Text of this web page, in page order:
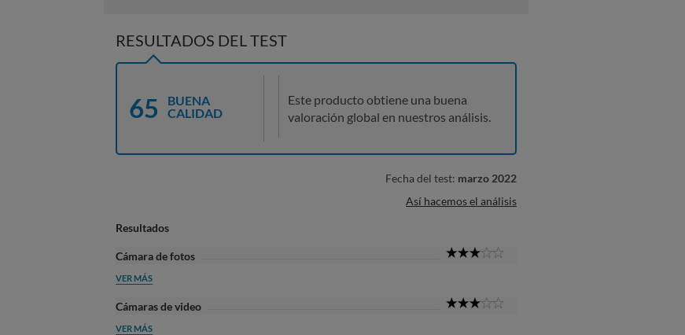
RESULTADOS DEL TEST
65
BUENA
CALIDAD
Este producto obtiene una buena
valoración global en nuestros análisis.
Fecha del test: marzo 2022
Así hacemos el análisis
Resultados
Cámara de fotos
VER MÁS
Cámaras de video
VER MÁS